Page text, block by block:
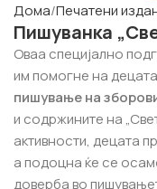
Дома Печатени
Пишуванка
Оваа специјално
им помогне на
пишување на
и содржините на
активности, децата
а подоцна ќе се
доверба во